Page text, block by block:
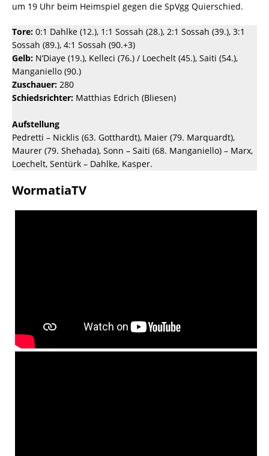
um 19 Uhr beim Heimspiel gegen die SpVgg Quierschied.
Tore: 0:1 Dahlke (12.), 1:1 Sossah (28.), 2:1 Sossah (39.), 3:1
Sossah (89.), 4:1 Sossah (90.+3)
Gelb: N’Diaye (19.), Kelleci (76.) / Loechelt (45.), Saiti (54.),
Manganiello (90.)
Zuschauer: 280
Schiedsrichter: Matthias Edrich (Bliesen)
Aufstellung
Pedretti – Nicklis (63. Gotthardt), Maier (79. Marquardt),
Maurer (79. Shehada), Sonn – Saiti (68. Manganiello) – Marx,
Loechelt, Sentürk – Dahlke, Kasper.
WormatiaTV